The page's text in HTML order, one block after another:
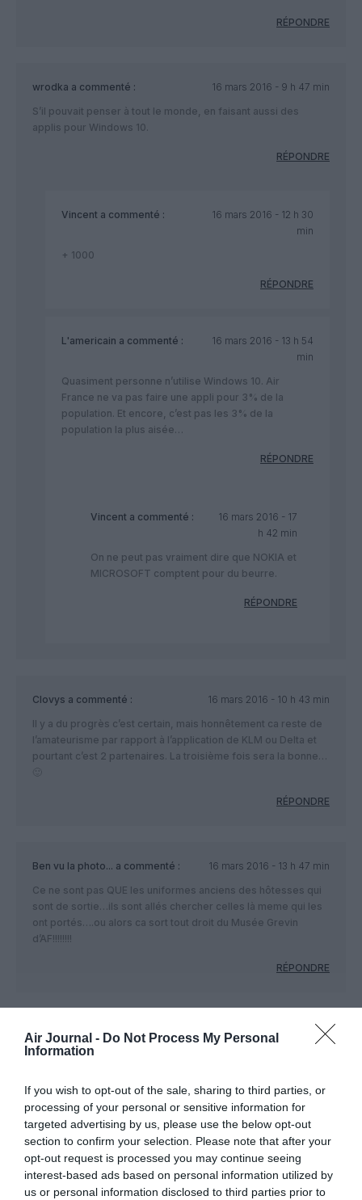
Air Journal - Do Not Process My Personal
Information
If you wish to opt-out of the sale, sharing to third parties, or
processing of your personal or sensitive information for
targeted advertising by us, please use the below opt-out
section to confirm your selection. Please note that after your
opt-out request is processed you may continue seeing
interest-based ads based on personal information utilized by
us or personal information disclosed to third parties prior to
RÉPONDRE
wrodka a commenté :
16 mars 2016 - 9 h 47 min
S’il pouvait penser à tout le monde, en faisant aussi des
applis pour Windows 10.
RÉPONDRE
Vincent a commenté :
16 mars 2016 - 12 h 30
min
+ 1000
RÉPONDRE
L'americain a commenté :
16 mars 2016 - 13 h 54
min
Quasiment personne n’utilise Windows 10. Air
France ne va pas faire une appli pour 3% de la
population. Et encore, c’est pas les 3% de la
population la plus aisée…
RÉPONDRE
Vincent a commenté :
16 mars 2016 - 17
h 42 min
On ne peut pas vraiment dire que NOKIA et
MICROSOFT comptent pour du beurre.
RÉPONDRE
Clovys a commenté :
16 mars 2016 - 10 h 43 min
Il y a du progrès c’est certain, mais honnêtement ca reste de
l’amateurisme par rapport à l’application de KLM ou Delta et
pourtant c’est 2 partenaires. La troisième fois sera la bonne…
RÉPONDRE
Ben vu la photo... a commenté :
16 mars 2016 - 13 h 47 min
Ce ne sont pas QUE les uniformes anciens des hôtesses qui
sont de sortie…ils sont allés chercher celles là meme qui les
ont portés….ou alors ca sort tout droit du Musée Grevin
d’AF!!!!!!!!
RÉPONDRE
nido a commenté :
16 mars 2016 - 13 h 58 min
Application pas du tout ergonomique ! Pardon
RÉPONDRE
Clovysa commenté :
16 mars 2016 - 14 h 32
min
Et surtout elle a rien de pratique, même pas le suivi